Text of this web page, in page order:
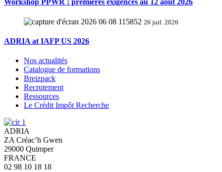
Workshop PPWR : premières exigences au 12 août 2026
26 juil. 2026
ADRIA at IAFP US 2026
Nos actualités
Catalogue de formations
Breizpack
Recrutement
Ressources
Le Crédit Impôt Recherche
ADRIA
ZA Créac’h Gwen
29000 Quimper
FRANCE
02 98 10 18 18